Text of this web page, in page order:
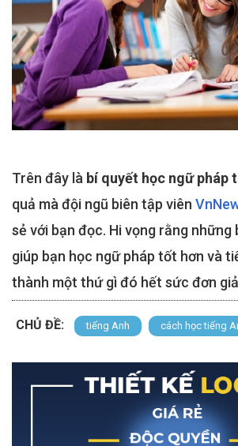
Trên đây là bí quyết học ngữ pháp
quả mà đội ngũ biên tập viên
sẻ với bạn đọc. Hi vọng rằng những
giúp bạn học ngữ pháp tốt hơn và
thành một thứ gì đó hết sức đơn
CHỦ ĐỀ: tiếng Anh cách học tiếng